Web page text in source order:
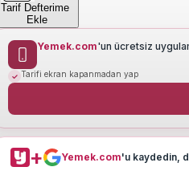
Tarif Defterime
Ekle
Yemek.com'un ücretsiz
Tarifi ekran kapanmadan yap
+ Yemek.com'u kaydedin,